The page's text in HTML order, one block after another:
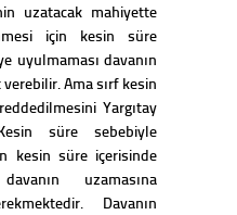
uzatacak mahiyette
için kesin süre
uyulmaması davanın
Ama sırf kesin
Yargıtay
süre sebebiyle
kesin süre içerisinde
uzamasına
Davanın